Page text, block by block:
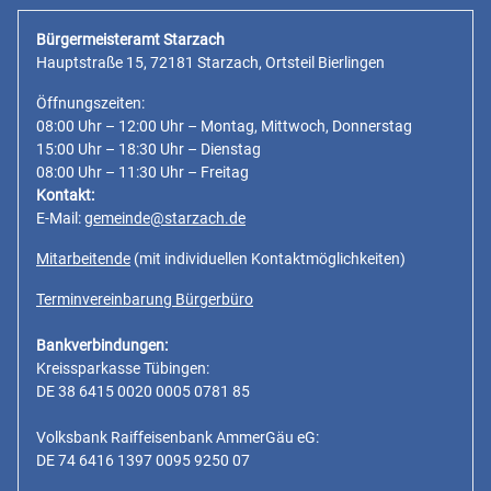
Bürgermeisteramt Starzach
Hauptstraße 15, 72181 Starzach, Ortsteil Bierlingen
Öffnungszeiten:
08:00 Uhr – 12:00 Uhr – Montag, Mittwoch, Donnerstag
15:00 Uhr – 18:30 Uhr – Dienstag
08:00 Uhr – 11:30 Uhr – Freitag
Kontakt:
E-Mail:gemeinde@starzach.de
Mitarbeitende (mit individuellen Kontaktmöglichkeiten)
Terminvereinbarung Bürgerbüro
Bankverbindungen:
Kreissparkasse Tübingen:
DE 38 6415 0020 0005 0781 85
Volksbank Raiffeisenbank AmmerGäu eG:
DE 74 6416 1397 0095 9250 07